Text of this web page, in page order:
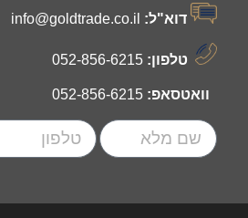
דוא"ל: info@goldtrade.co.il
טלפון:052-856-6215
וואטסאפ: 052-856-6215